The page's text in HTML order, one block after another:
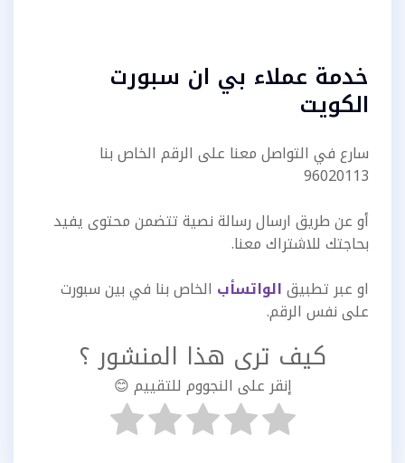
خدمة عملاء بي ان سبورت
الكويت
سارع في التواصل معنا على الرقم الخاص بنا
96020113
أو عن طريق ارسال رسالة نصية تتضمن محتوى يفيد
بحاجتك للاشتراك معنا.
او عبر تطبيقالواتسأب الخاص بنا في بين سبورت
على نفس الرقم.
كيف ترى هذا المنشور ؟
إنقر على النجووم للتقييم 😊